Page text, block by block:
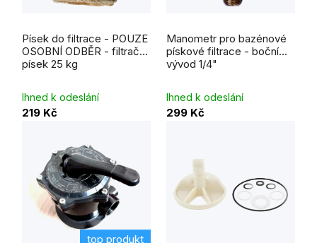
Písek do filtrace - POUZE
OSOBNÍ ODBĚR - filtrační
písek 25 kg
Ihned k odeslání
219 Kč
Manometr pro bazénové
pískové filtrace - boční
vývod 1/4"
hodnocení
produktu
je
5,0
z
Ihned k odeslání
299 Kč
top produkt